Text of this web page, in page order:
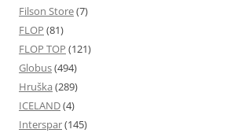
Filson Store(7)
FLOP (81)
FLOP TOP (121)
Globus(494)
Hruška (289)
ICELAND(4)
Interspar(145)